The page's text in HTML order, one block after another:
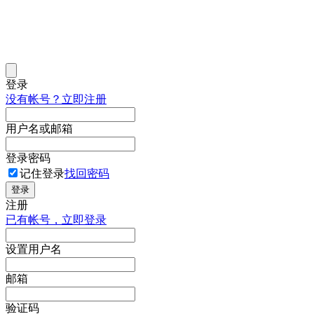
登录
没有帐号？立即注册
用户名或邮箱
登录密码
记住登录找回密码
登录
注册
已有帐号，立即登录
设置用户名
邮箱
验证码